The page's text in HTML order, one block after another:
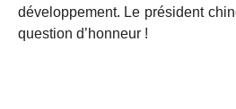
développement. Le président
question d’honneur !